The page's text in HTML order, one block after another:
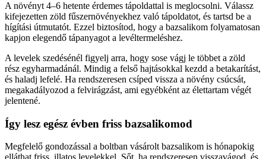
A növényt 4–6 hetente érdemes tápoldattal is meglocsolni. Válassz
kifejezetten zöld fűszernövényekhez való tápoldatot, és tartsd be a
hígítási útmutatót. Ezzel biztosítod, hogy a bazsalikom folyamatosan
kapjon elegendő tápanyagot a levéltermeléshez.
A levelek szedésénél figyelj arra, hogy sose vágj le többet a zöld
rész egyharmadánál. Mindig a felső hajtásokkal kezdd a betakarítást,
és haladj lefelé. Ha rendszeresen csíped vissza a növény csúcsát,
megakadályozod a felvirágzást, ami egyébként az élettartam végét
jelentené.
Így lesz egész évben friss bazsalikomod
Megfelelő gondozással a boltban vásárolt bazsalikom is hónapokig